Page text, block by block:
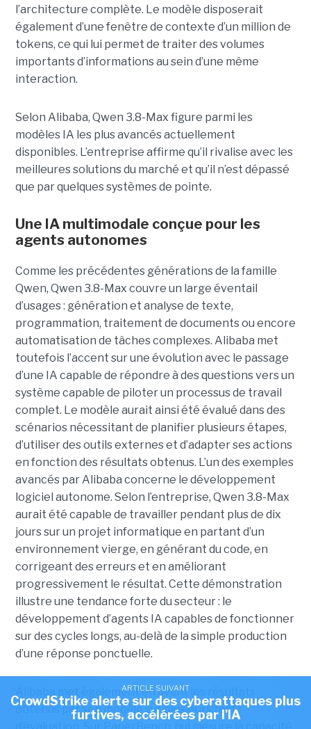
l’architecture complète. Le modèle disposerait
également d’une fenêtre de contexte d’un million de
tokens, ce qui lui permet de traiter des volumes
importants d’informations au sein d’une même
interaction.
Selon Alibaba, Qwen 3.8-Max figure parmi les
modèles IA les plus avancés actuellement
disponibles. L’entreprise affirme qu’il rivalise avec les
meilleures solutions du marché et qu’il n’est dépassé
que par quelques systèmes de pointe.
Une IA multimodale conçue pour les
agents autonomes
Comme les précédentes générations de la famille
Qwen, Qwen 3.8-Max couvre un large éventail
d’usages : génération et analyse de texte,
programmation, traitement de documents ou encore
automatisation de tâches complexes. Alibaba met
toutefois l’accent sur une évolution avec le passage
d’une IA capable de répondre à des questions vers un
système capable de piloter un processus de travail
complet. Le modèle aurait ainsi été évalué dans des
scénarios nécessitant de planifier plusieurs étapes,
d’utiliser des outils externes et d’adapter ses actions
en fonction des résultats obtenus. L’un des exemples
avancés par Alibaba concerne le développement
logiciel autonome. Selon l’entreprise, Qwen 3.8-Max
aurait été capable de travailler pendant plus de dix
jours sur un projet informatique en partant d’un
environnement vierge, en générant du code, en
corrigeant des erreurs et en améliorant
progressivement le résultat. Cette démonstration
illustre une tendance forte du secteur : le
développement d’agents IA capables de fonctionner
sur des cycles longs, au-delà de la simple production
d’une réponse ponctuelle.
Alibaba met également en avant les résultats
obtenus par son modèle sur plusieurs tests
ARTICLE SUIVANT
CrowdStrike alerte sur des cyberattaques plus
furtives, accélérées par l'IA